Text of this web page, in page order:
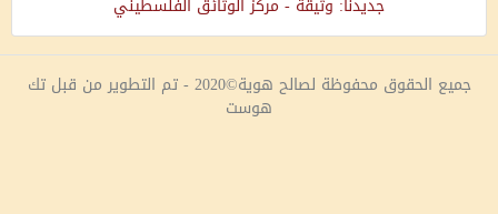
جديدنا: وثيقة - مركز الوثائق الفلسطيني
جميع الحقوق محفوظة لصالح هوية©2020 - تم التطوير من قبل تك
هوست